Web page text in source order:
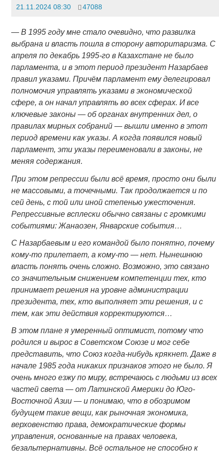
21.11.2024 08:30 47088
— В 1995 году мне стало очевидно, что развилка
выбрана и власть пошла в сторону авторитаризма. С
апреля по декабрь 1995-го в Казахстане не было
парламента, и в этот период президент Назарбаев
правил указами. Причём парламент ему делегировал
полномочия управлять указами в экономической
сфере, а он начал управлять во всех сферах. И все
ключевые законы — об органах внутренних дел, о
правилах мирных собраний — вышли именно в этот
период времени как указы. А когда появился новый
парламент, эти указы переименовали в законы, не
меняя содержания.
При этом репрессии были всё время, просто они были
не массовыми, а точечными. Так продолжается и по
сей день, с той или иной степенью ужесточения.
Репрессивные всплески обычно связаны с громкими
событиями: Жанаозен, Январские события…
С Назарбаевым и его командой было понятно, почему
кому-то прилетает, а кому-то — нет. Нынешнюю
власть понять очень сложно. Возможно, это связано
со значительным снижением компетенции тех, кто
принимает решения на уровне администрации
президента, тех, кто выполняет эти решения, и с
тем, как эти действия корректируются…
В этом плане я умеренный оптимист, потому что
родился и вырос в Советском Союзе и мог себе
представить, что Союз когда-нибудь крякнет. Даже в
начале 1985 года никаких признаков этого не было. Я
очень много езжу по миру, встречаюсь с людьми из всех
частей света — от Латинской Америки до Юго-
Восточной Азии — и понимаю, что в обозримом
будущем такие вещи, как рыночная экономика,
верховенство права, демократические формы
управления, основанные на правах человека,
безальтернативны. Всё остальное не способно к